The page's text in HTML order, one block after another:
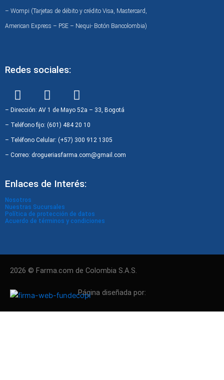
– Wompi (Tarjetas de débito y crédito Visa, Mastercard,
American Express – PSE – Nequi- Botón Bancolombia)
Redes sociales:
F
a
c
e
b
o
I
n
s
t
a
g
m
W
h
a
t
s
a
– Dirección: AV 1 de Mayo 52a – 33, Bogotá
– Teléfono fijo: (601) 484 20 10
– Teléfono Celular: (+57) 300 912 1305
– Correo: drogueriasfarma.com@gmail.com
Enlaces de Interés:
Nosotros
Nuestras Sucursales
Política de protección de datos
Acuerdo de términos y condiciones
2026 © Farma.com de Colombia S.A.S.
Página diseñada por: